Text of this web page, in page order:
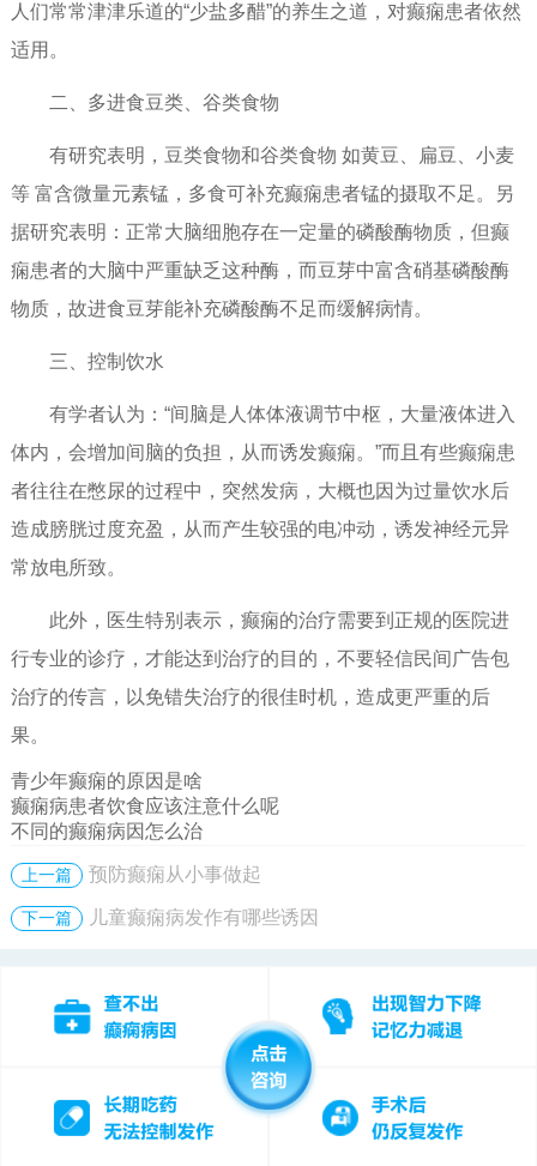
人们常常津津乐道的“少盐多醋”的养生之道，对癫痫患者依然
适用。
二、多进食豆类、谷类食物
有研究表明，豆类食物和谷类食物 如黄豆、扁豆、小麦
等 富含微量元素锰，多食可补充癫痫患者锰的摄取不足。另
据研究表明：正常大脑细胞存在一定量的磷酸酶物质，但癫
痫患者的大脑中严重缺乏这种酶，而豆芽中富含硝基磷酸酶
物质，故进食豆芽能补充磷酸酶不足而缓解病情。
三、控制饮水
有学者认为：“间脑是人体体液调节中枢，大量液体进入
体内，会增加间脑的负担，从而诱发癫痫。”而且有些癫痫患
者往往在憋尿的过程中，突然发病，大概也因为过量饮水后
造成膀胱过度充盈，从而产生较强的电冲动，诱发神经元异
常放电所致。
此外，医生特别表示，癫痫的治疗需要到正规的医院进
行专业的诊疗，才能达到治疗的目的，不要轻信民间广告包
治疗的传言，以免错失治疗的很佳时机，造成更严重的后
果。
青少年癫痫的原因是啥
癫痫病患者饮食应该注意什么呢
不同的癫痫病因怎么治
上一篇 预防癫痫从小事做起
下一篇 儿童癫痫病发作有哪些诱因